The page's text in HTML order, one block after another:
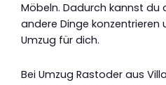
Möbeln. Dadurch kannst
andere Dinge konzentrieren
Umzug für dich.
Bei Umzug Rastoder aus